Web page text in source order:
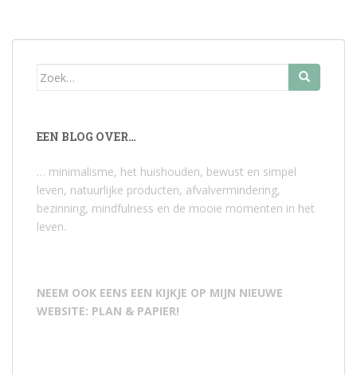
Zoek
EEN BLOG OVER…
… minimalisme, het huishouden, bewust en simpel
leven, natuurlijke producten, afvalvermindering,
bezinning, mindfulness en de mooie momenten in het
leven.
NEEM OOK EENS EEN KIJKJE OP MIJN NIEUWE
WEBSITE: PLAN & PAPIER!